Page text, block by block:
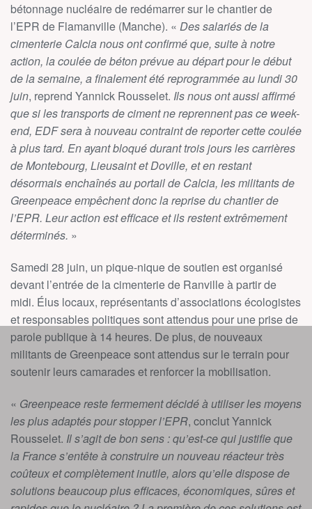
bétonnage nucléaire de redémarrer sur le chantier de
l’EPR de Flamanville (Manche). « Des salariés de la
cimenterie Calcia nous ont confirmé que, suite à notre
action, la coulée de béton prévue au départ pour le début
de la semaine, a finalement été reprogrammée au lundi 30
juin, reprend Yannick Rousselet. Ils nous ont aussi affirmé
que si les transports de ciment ne reprennent pas ce week-
end, EDF sera à nouveau contraint de reporter cette coulée
à plus tard. En ayant bloqué durant trois jours les carrières
de Montebourg, Lieusaint et Doville, et en restant
désormais enchaînés au portail de Calcia, les militants de
Greenpeace empêchent donc la reprise du chantier de
l’EPR. Leur action est efficace et ils restent extrêmement
déterminés. »
Samedi 28 juin, un pique-nique de soutien est organisé
devant l’entrée de la cimenterie de Ranville à partir de
midi. Élus locaux, représentants d’associations écologistes
et responsables politiques sont attendus pour une prise de
parole publique à 14 heures. De plus, de nouveaux
militants de Greenpeace sont attendus sur le terrain pour
soutenir leurs camarades et renforcer la mobilisation.
« Greenpeace reste fermement décidé à utiliser les moyens
les plus adaptés pour stopper l’EPR, conclut Yannick
Rousselet. Il s’agit de bon sens : qu’est-ce qui justifie que
la France s’entête à construire un nouveau réacteur très
coûteux et complètement inutile, alors qu’elle dispose de
solutions beaucoup plus efficaces, économiques, sûres et